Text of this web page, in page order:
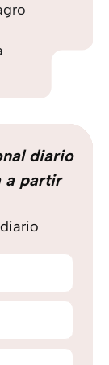
diario
a partir